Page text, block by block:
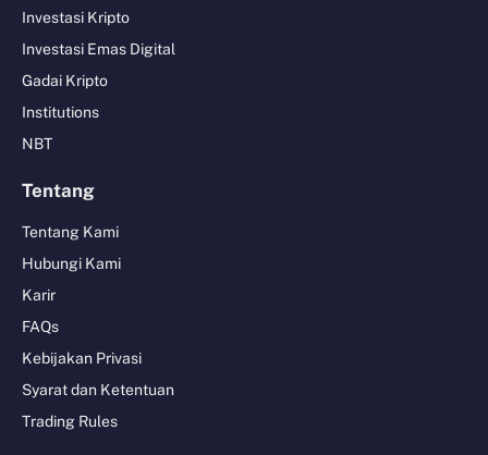
Investasi Kripto
Investasi Emas Digital
Gadai Kripto
Institutions
NBT
Tentang
Tentang Kami
Hubungi Kami
Karir
FAQs
Kebijakan Privasi
Syarat dan Ketentuan
Trading Rules